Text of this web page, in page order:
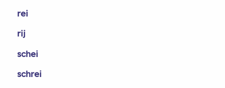
rei
rij
schei
schrei